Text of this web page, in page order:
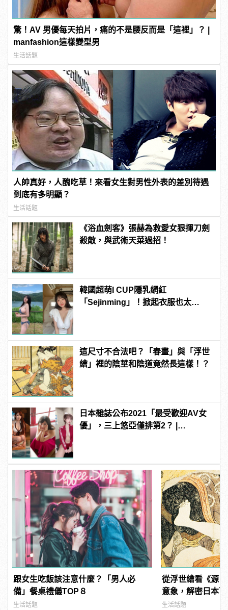
驚！AV 男優每天拍片，痛的不是腰反而是「這裡」？ |
manfashion這樣變型男
生活話題
人帥真好，人醜吃草！來看女生對男性外表的差別待遇
到底有多明顯？
生活話題
《浴血劍客》張赫為救愛女狠揮刀劍
殺敵，與武術天菜過招！
韓國超萌I CUP隱乳網紅
「Sejinming」！掀起衣服也太
這尺寸不合法吧？「春畫」與「浮世
繪」裡的陰莖和陰道竟然長這樣！？
日本雜誌公布2021「最受歡迎AV女
優」，三上悠亞僅排第2？ |
跟女生吃飯該注意什麼？「男人必
備」餐桌禮儀TOP８
生活話題
從浮世繪看《源
意象，解密日本
生活話題